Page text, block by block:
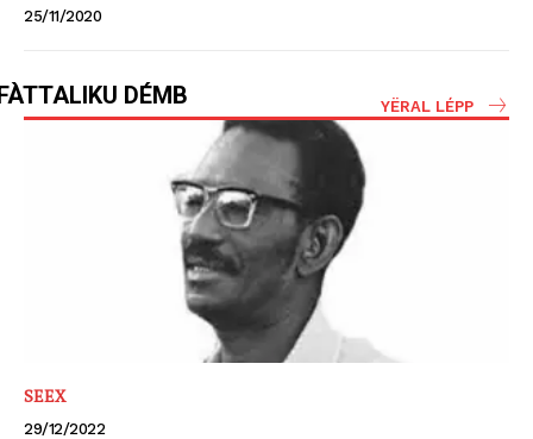
25/11/2020
DÉMB YËRAL LÉPP
SEEX
29/12/2022